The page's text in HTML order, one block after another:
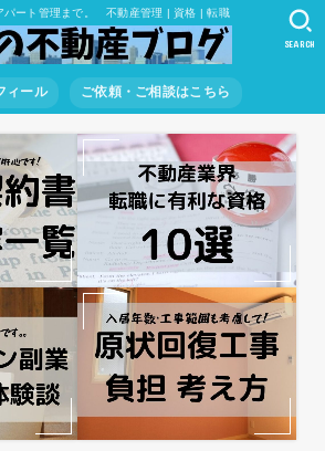
パート管理まで。 不動産管理 | 資格 | 転職
ィール ご依頼・ご相談はこちら
SEARCH